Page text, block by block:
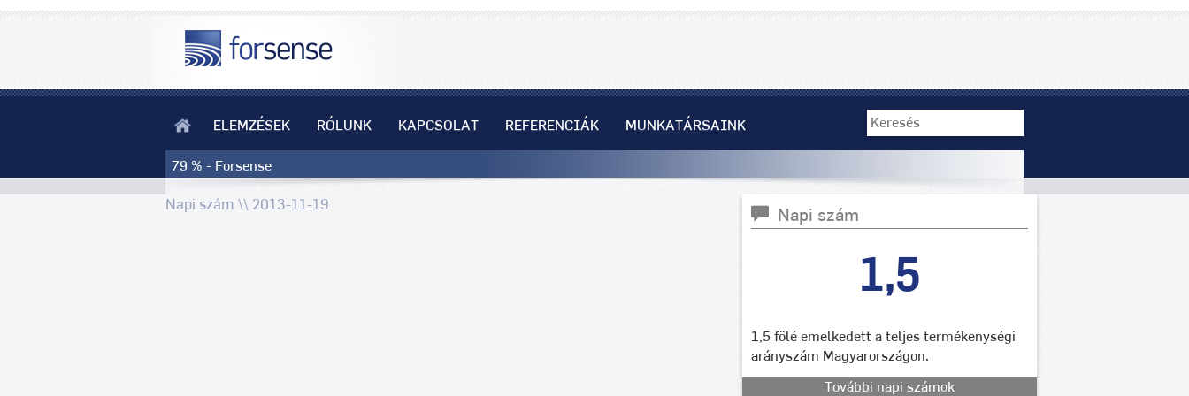
ELEMZÉSEK RÓLUNK KAPCSOLAT REFERENCIÁK MUNKATÁRSAINK
79 % - Forsense
Napi szám \\ 2013-11-19
Napi szám
1,5
1,5 fölé emelkedett a teljes termékenységi
arányszám Magyarországon.
További napi számok